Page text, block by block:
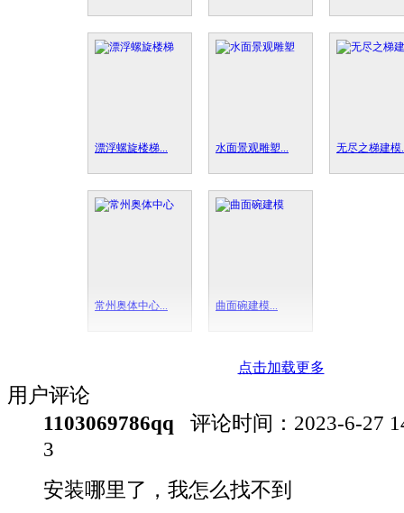
漂浮螺旋楼梯... 水面景观雕塑... 无尽之梯建模
常州奥体中心... 曲面碗建模...
点击加载更多
用户评论
1103069786qq
评论时间： 2023-6-27
3
安装哪里了，我怎么找不到